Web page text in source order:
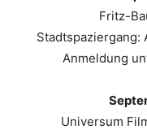
Fritz-
Stadtspaziergang:
Anmeldung
Universum